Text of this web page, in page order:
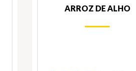
ARROZ DE ALHO